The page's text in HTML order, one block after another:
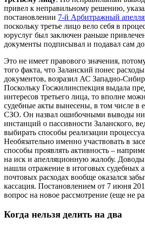
привел к неправильному решению,
постановлении 7-й Арбитражный
поскольку третье лицо вело себя в
юруслуг был заключен раньше
документы подписывал и подавал сам
Это не имеет правового значения,
того факта, что Заланский понес
документов, возразил АС Западно-
Поскольку Госжилинспекция выдала
интересов третьего лица, то вполне
судебные акты вынесены, в том числе в
СЗО. Он назвал ошибочными выводы
инстанций о пассивности Заланского,
выбирать способы реализации
Необязательно именно участвовать в
способы проявлять активность –
на иск и апелляционную жалобу. Доводы
нашли отражение в итоговых судебных
почтовых расходах вообще оказался
кассация. Постановлением от 7 июня
вопрос на новое рассмотрение (еще не
Когда нельзя делить на два